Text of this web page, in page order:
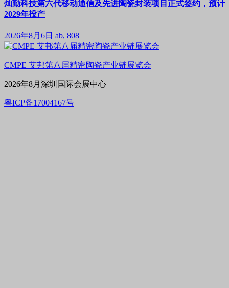
灿勤科技第六代移动通信及先进陶瓷封装项目正式签约，预计
2029年投产
2026年8月6日 ab, 808
CMPE 艾邦第八届精密陶瓷产业链展览会
2026年8月深圳国际会展中心
粤ICP备17004167号